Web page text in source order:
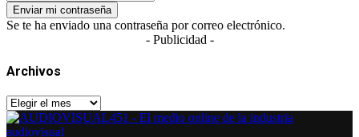
Se te ha enviado una contraseña por correo electrónico.
- Publicidad -
Archivos
Archivos